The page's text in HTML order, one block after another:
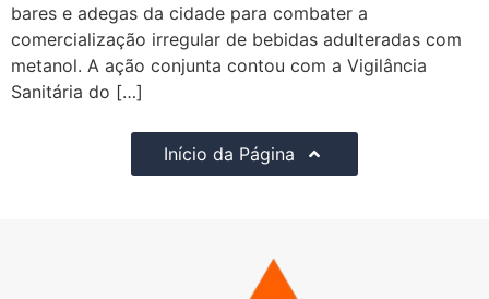
bares e adegas da cidade para combater a
comercialização irregular de bebidas adulteradas com
metanol. A ação conjunta contou com a Vigilância
Sanitária do […]
Início da Página